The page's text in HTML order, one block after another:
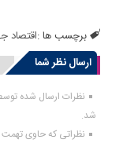
برچسب ها :اقتصاد
ارسال نظر شما
انتشار یافته : 0
نظرات ارسال شده
شد.
نظراتی که حاوی تهمت